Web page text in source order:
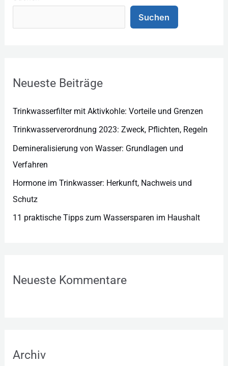
Suchen
Neueste Beiträge
Trinkwasserfilter mit Aktivkohle: Vorteile und Grenzen
Trinkwasserverordnung 2023: Zweck, Pflichten, Regeln
Demineralisierung von Wasser: Grundlagen und
Verfahren
Hormone im Trinkwasser: Herkunft, Nachweis und
Schutz
11 praktische Tipps zum Wassersparen im Haushalt
Neueste Kommentare
Archiv
e
r
e
n